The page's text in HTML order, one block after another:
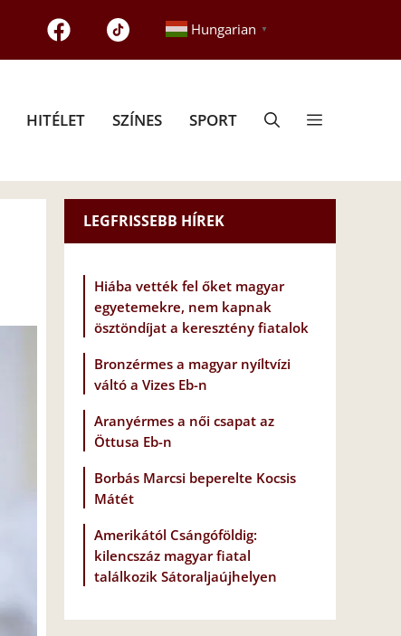
Hungarian ▼
HITÉLET SZÍNES SPORT
LEGFRISSEBB HÍREK
Hiába vették fel őket magyar
egyetemekre, nem kapnak
ösztöndíjat a keresztény fiatalok
Bronzérmes a magyar nyíltvízi
váltó a Vizes Eb-n
Aranyérmes a női csapat az
Öttusa Eb-n
Borbás Marcsi beperelte Kocsis
Mátét
Amerikától Csángóföldig:
kilencszáz magyar fiatal
találkozik Sátoraljaújhelyen